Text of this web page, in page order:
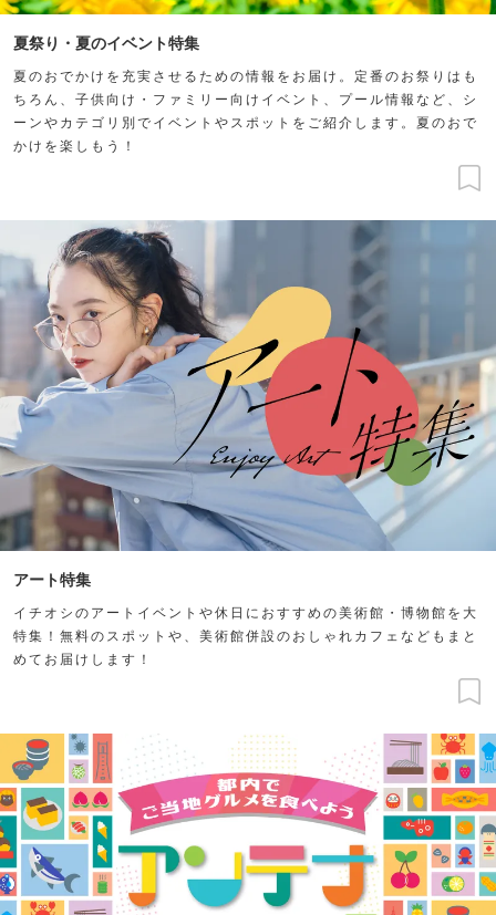
夏祭り・夏のイベント特集
夏のおでかけを充実させるための情報をお届け。定番のお祭りはも
ちろん、子供向け・ファミリー向けイベント、プール情報など、シ
ーンやカテゴリ別でイベントやスポットをご紹介します。夏のおで
かけを楽しもう！
アート特集
イチオシのアートイベントや休日におすすめの美術館・博物館を大
特集！無料のスポットや、美術館併設のおしゃれカフェなどもまと
めてお届けします！